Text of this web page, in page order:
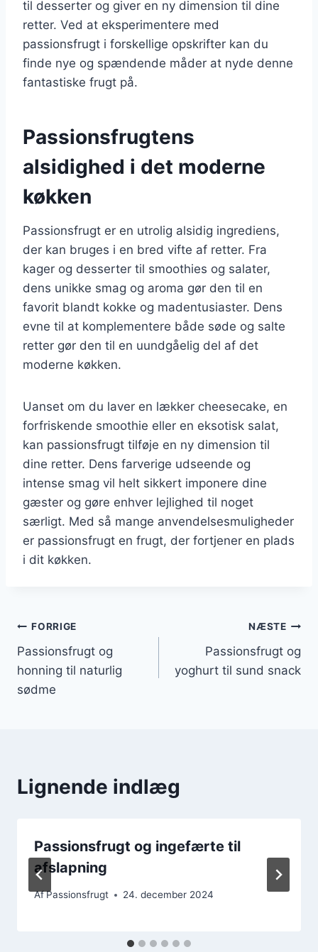
til desserter og giver en ny dimension til dine
retter. Ved at eksperimentere med
passionsfrugt i forskellige opskrifter kan du
finde nye og spændende måder at nyde denne
fantastiske frugt på.
Passionsfrugtens
alsidighed i det moderne
køkken
Passionsfrugt er en utrolig alsidig ingrediens,
der kan bruges i en bred vifte af retter. Fra
kager og desserter til smoothies og salater,
dens unikke smag og aroma gør den til en
favorit blandt kokke og madentusiaster. Dens
evne til at komplementere både søde og salte
retter gør den til en uundgåelig del af det
moderne køkken.
Uanset om du laver en lækker cheesecake, en
forfriskende smoothie eller en eksotisk salat,
kan passionsfrugt tilføje en ny dimension til
dine retter. Dens farverige udseende og
intense smag vil helt sikkert imponere dine
gæster og gøre enhver lejlighed til noget
særligt. Med så mange anvendelsesmuligheder
er passionsfrugt en frugt, der fortjener en plads
i dit køkken.
Indlægsnavigation
FORRIGE
Passionsfrugt og
honning til naturlig
sødme
NÆSTE
Passionsfrugt og
yoghurt til sund snack
Lignende indlæg
Passionsfrugt og ingefærte til
afslapning
AfPassionsfrugt 24. december 2024